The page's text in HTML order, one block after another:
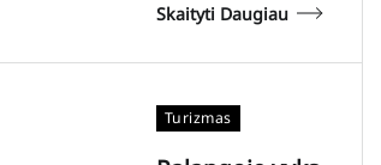
Skaityti Daugiau
Turizmas